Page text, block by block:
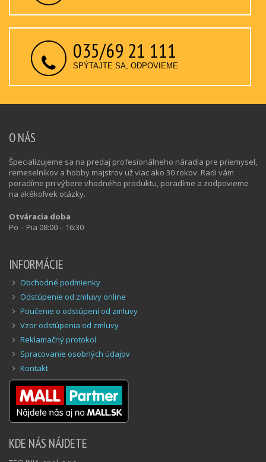
035/69 21 111
SPÝTAJTE SA, ODPOVIEME
O NÁS
Špecializujeme sa na predaj profesionálneho náradia pre priemysel,
remeselníkov a hobby majstrov už viac ako 30 rokov. Radi vám
poradíme pri výbere vhodného produktu, poradíme a zodpovieme
na akékoľvek otázky.
Otváracia doba
Po – Pia 08:00 – 16:30
INFORMÁCIE
Obchodné podmienky
Odstúpenie od zmluvy online
Poučenie o odstúpení od zmluvy
Vzor odstúpenia od zmluvy
Reklamačný protokol
Spracovanie osobných údajov
Kontakt
KDE NÁS NÁJDETE